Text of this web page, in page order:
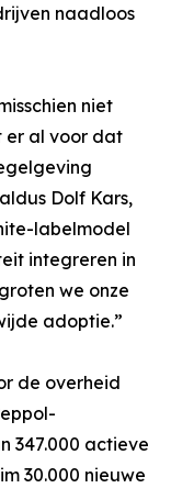
naadloos
niet
er al voor dat
Dolf Kars,
labelmodel
integreren in
we onze
adoptie.”
de overheid
347.000 actieve
30.000 nieuwe